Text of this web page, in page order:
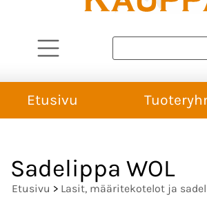
Etusivu
Sadelippa WOL
Etusivu > Lasit, määritekotelot ja